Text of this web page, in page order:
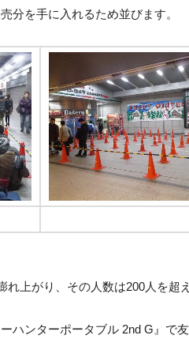
分を手に入れるため並びます。
上がり、その人数は200人を超え
ハンターポータブル 2nd G』で